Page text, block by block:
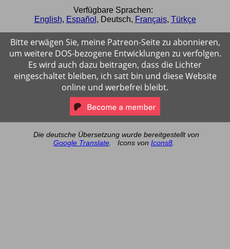
Verfügbare Sprachen:
English, Español , Deutsch, Français, Türkçe
Bitte erwägen Sie, meine Patreon-Seite zu abonnieren,
um weitere DOS-bezogene Entwicklungen zu verfolgen.
Es wird auch dazu beitragen, dass die Lichter
eingeschaltet bleiben, ich satt bin und diese Website
online und werbefrei bleibt.
Die deutsche Übersetzung wurde bereitgestellt von
Google Translate
Icons von Icons8